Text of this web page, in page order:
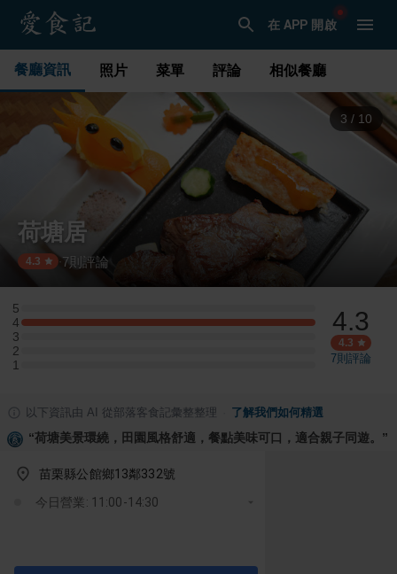
在 APP 開啟
餐廳資訊 照片 菜單 評論 相似餐廳
3 / 10
荷塘居
4.3 ·7則評論
5
5 星：0 則評論
4
4 星：3 則評論
3
3 星：0 則評論
2
2 星：0 則評論
1
1 星：0 則評論
4.3
4.3
7則評論
以下資訊由 AI 從部落客食記彙整整理 了解我們如何精選
“荷塘美景環繞，田園風格舒適，餐點美味可口，適合親子同遊。 ”
苗栗縣公館鄉13鄰332號
今日營業: 11:00-14:30